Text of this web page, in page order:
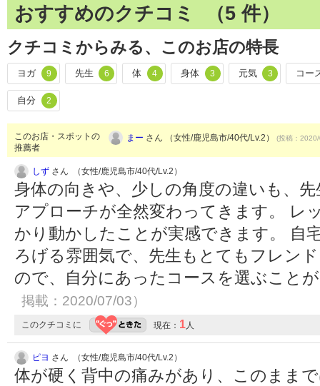
おすすめのクチコミ （5 件）
クチコミからみる、このお店の特長
ヨガ 9 先生 6 体 4 身体 3 元気 3 コー
自分 2
このお店・スポットの
推薦者
まー さん （女性/鹿児島市/40代/Lv.2） (投稿：
しず さん （女性/鹿児島市/40代/Lv.2）
身体の向きや、少しの角度の違いも、
アプローチが全然変わってきます。 レ
かり動かしたことが実感できます。 自
ろげる雰囲気で、先生もとてもフレン
ので、自分にあったコースを選ぶこと
掲載：2020/07/03）
このクチコミに 現在： 1人
ピヨ さん （女性/鹿児島市/40代/Lv.2）
体が硬く背中の痛みがあり、このまま